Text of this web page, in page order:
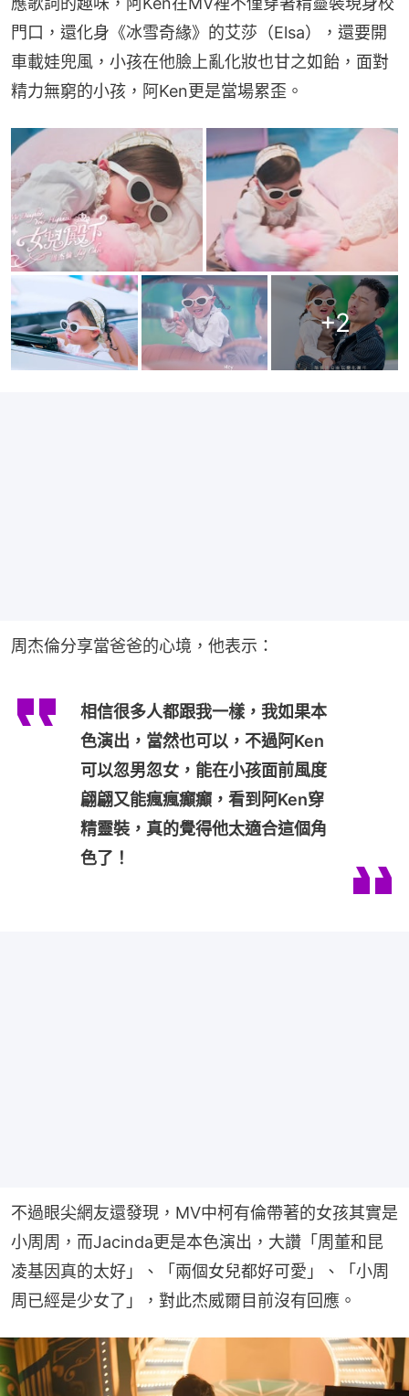
門口，還化身《冰雪奇緣》的艾莎（Elsa），還要開
車載娃兜風，小孩在他臉上亂化妝也甘之如飴，面對
精力無窮的小孩，阿Ken更是當場累歪。
+2
周杰倫分享當爸爸的心境，他表示：
相信很多人都跟我一樣，我如果本
色演出，當然也可以，不過阿Ken
可以忽男忽女，能在小孩面前風度
翩翩又能瘋瘋癲癲，看到阿Ken穿
精靈裝，真的覺得他太適合這個角
色了！
不過眼尖網友還發現，MV中柯有倫帶著的女孩其實是
小周周，而Jacinda更是本色演出，大讚「周董和昆
凌基因真的太好」、「兩個女兒都好可愛」、「小周
周已經是少女了」，對此杰威爾目前沒有回應。